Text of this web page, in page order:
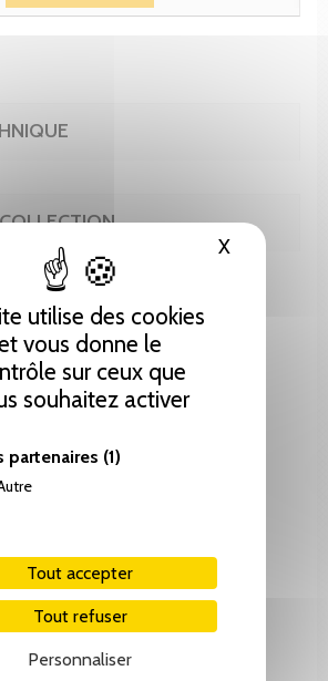
utilise des cookies
vous donne le
sur ceux que
souhaitez activer
partenaires (1)
Tout accepter
Tout refuser
Personnaliser
XMasquer